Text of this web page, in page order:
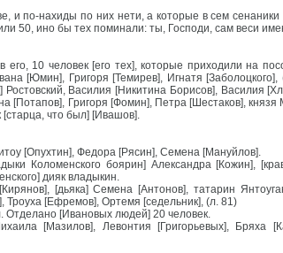
и по-нахиды по них нети, а которые в сем
50, ино бы тех поминали: ты, Господи, сам веси
его, 10 человек [его тех], которые приходили на
[Юмин], Григоря [Темирев], Игнатя
Ростовский, Василия [Никитина Борисов], Василия
Григоря [Фомин], Петра [Шестаков], князя
что был] [Ивашов].
[Опухтин], Федора [Рясин], Семена [Мануйлов].
Коломенского боярин] Александра [Кожин],
дияк владыкин.
[дьяка] Семена [Антонов], татарин
Троуха [Ефремов], Ортемя [седельник], (л. 81)
Отделано [Ивановых людей] 20 человек.
[Мазилов], Левонтия [Григорьевых], Бряха